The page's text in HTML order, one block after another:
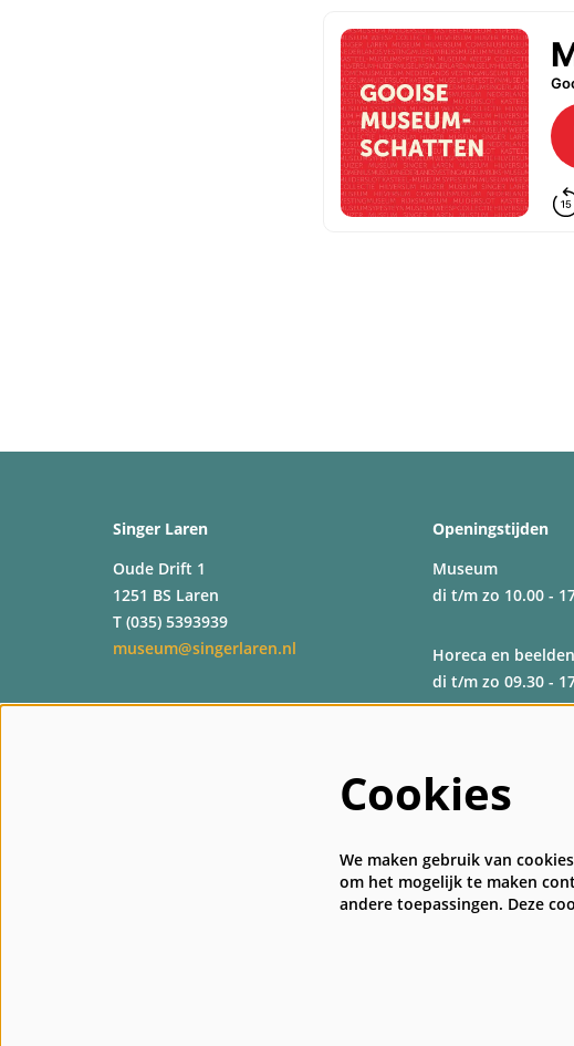
Singer Laren
Oude Drift 1
1251 BS Laren
T (035) 5393939
museum@singerlaren.nl
Openingstijden
Museum
di t/m zo 10.00 -
Horeca en
di t/m zo 09.30 -
di t/m zo 09.30 -
Cookies
We maken gebruik van
om het mogelijk te maken
andere toepassingen. Deze